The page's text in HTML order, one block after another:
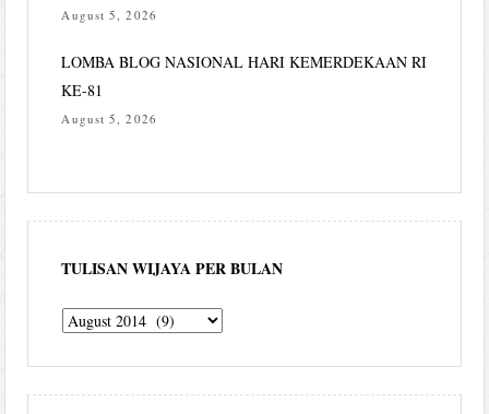
August 5, 2026
LOMBA BLOG NASIONAL HARI KEMERDEKAAN RI
KE-81
August 5, 2026
TULISAN WIJAYA PER BULAN
Tulisan
per
bulan